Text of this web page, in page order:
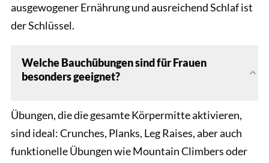
ausgewogener Ernährung und ausreichend Schlaf ist
der Schlüssel.
Welche Bauchübungen sind für Frauen
besonders geeignet?
Übungen, die die gesamte Körpermitte aktivieren,
sind ideal: Crunches, Planks, Leg Raises, aber auch
funktionelle Übungen wie Mountain Climbers oder